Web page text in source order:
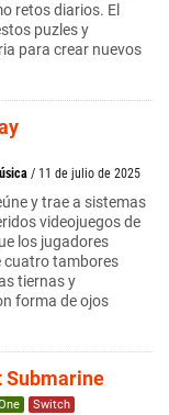
retos diarios. El
puzles y
para crear nuevos
/ 11 de julio de 2025
y trae a sistemas
videojuegos de
los jugadores
cuatro tambores
tiernas y
forma de ojos
Submarine
Switch